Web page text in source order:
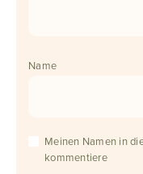
Name
Meinen Namen in
kommentiere